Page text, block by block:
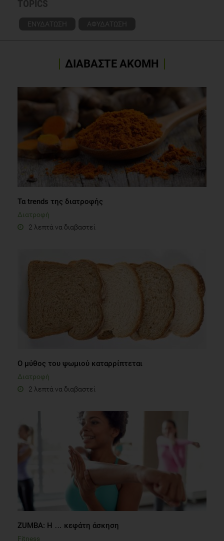
Water Alone. Int J Sport Nutr Exerc Metab. 2017 Jun;
27(3):279-284.
TOPICS
ΕΝΥΔΑΤΩΣΗ ΑΦΥΔΑΤΩΣΗ
ΔΙΑΒΑΣΤΕ ΑΚΟΜΗ
Τα trends της διατροφής
Διατροφή
2 λεπτά να διαβαστεί
Ο μύθος του ψωμιού καταρρίπτεται
Διατροφή
2 λεπτά να διαβαστεί
ZUMBA: Η … κεφάτη άσκηση
Fitness